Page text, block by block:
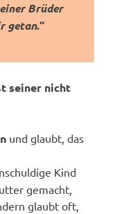
Brüder
getan.“
seiner nicht
und glaubt, das
Kind
gemacht,
glaubt oft,